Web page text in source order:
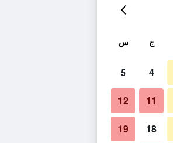
ج س
4
5
11
12
18
19